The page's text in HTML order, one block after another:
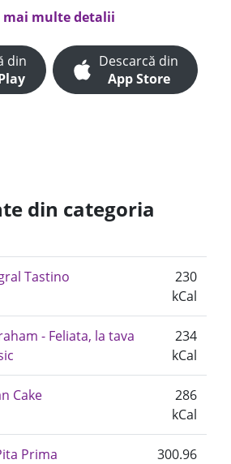
mai multe detalii
din
Descarcă din
App Store
din categoria
Tastino
230
kCal
- Feliata, la tava
234
kCal
Cake
286
kCal
Prima
300.96